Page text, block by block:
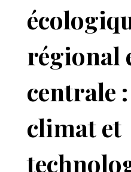
régional
centrale
climat et